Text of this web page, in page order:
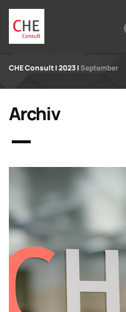
CHE Consult|2023|September
Archiv